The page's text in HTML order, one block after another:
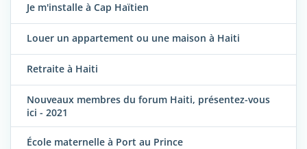
Je m'installe à Cap Haïtien
Louer un appartement ou une maison à Haiti
Retraite à Haiti
Nouveaux membres du forum Haiti, présentez-vous
ici - 2021
École maternelle à Port au Prince